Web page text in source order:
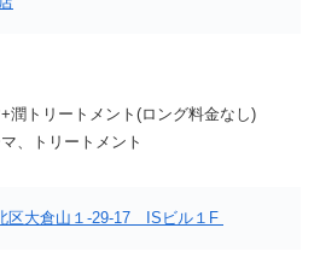
+潤トリートメント(ロング料金なし)
、トリートメント
区大倉山１-29-17 ISビル１F